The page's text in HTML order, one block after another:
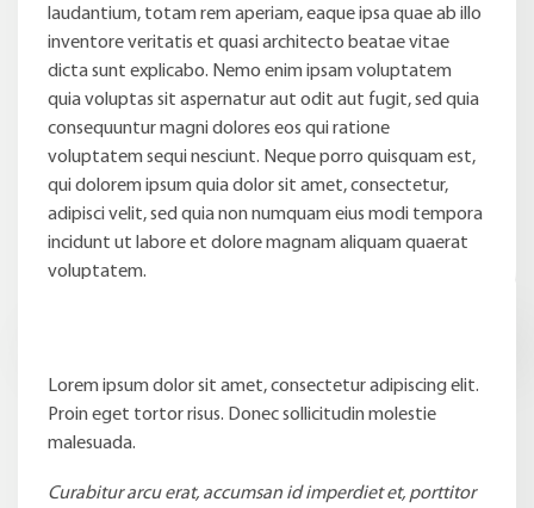
laudantium, totam rem aperiam, eaque ipsa quae ab illo
inventore veritatis et quasi architecto beatae vitae
dicta sunt explicabo. Nemo enim ipsam voluptatem
quia voluptas sit aspernatur aut odit aut fugit, sed quia
consequuntur magni dolores eos qui ratione
voluptatem sequi nesciunt. Neque porro quisquam est,
qui dolorem ipsum quia dolor sit amet, consectetur,
adipisci velit, sed quia non numquam eius modi tempora
incidunt ut labore et dolore magnam aliquam quaerat
voluptatem.
Lorem ipsum dolor sit amet, consectetur adipiscing elit.
Proin eget tortor risus. Donec sollicitudin molestie
malesuada.
Curabitur arcu erat, accumsan id imperdiet et, porttitor